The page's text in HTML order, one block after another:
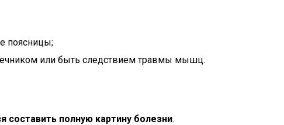
поясницы;
или быть следствием травмы мышц.
составить полную картину болезни.